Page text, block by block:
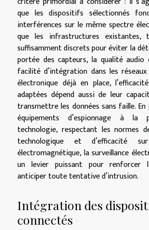
que les dispositifs sélectionnés
interférences sur le même spectre
que les infrastructures
suffisamment discrets pour éviter la
portée des capteurs, la qualité
facilité d’intégration dans les
électronique déjà en place,
adaptées dépend aussi de leur
transmettre les données sans faille.
équipements d’espionnage à
technologie, respectant les normes
technologique et d’efficacité
électromagnétique, la surveillance
un levier puissant pour renforcer
anticiper toute tentative d’intrusion.
Intégration des
connectés